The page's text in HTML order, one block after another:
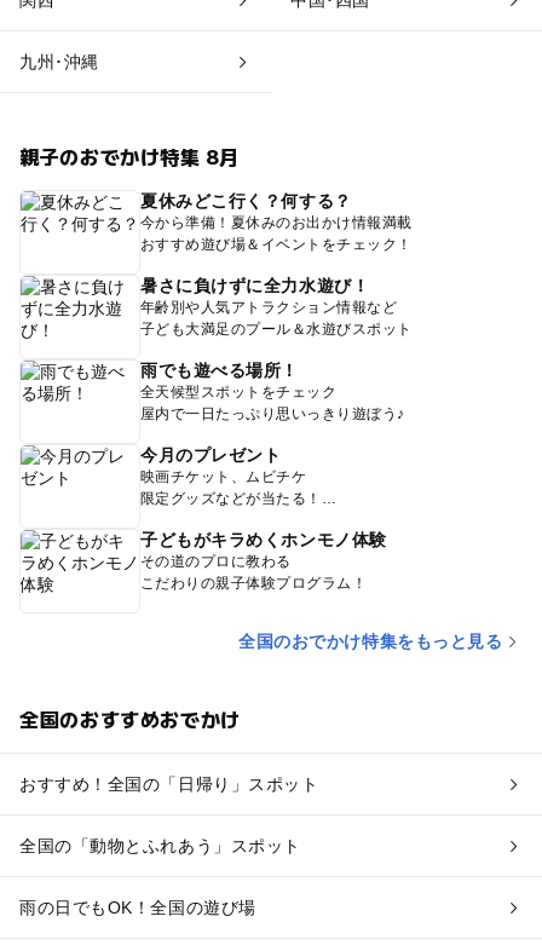
九州･沖縄
親子のおでかけ特集 8月
夏休みどこ行く？何する？
今から準備！夏休みのお出かけ情報満載
おすすめ遊び場＆イベントをチェック！
暑さに負けずに全力水遊び！
年齢別や人気アトラクション情報など
子ども大満足のプール＆水遊びスポット
雨でも遊べる場所！
全天候型スポットをチェック
屋内で一日たっぷり思いっきり遊ぼう♪
今月のプレゼント
映画チケット、ムビチケ
限定グッズなどが当たる！
子どもがキラめくホンモノ体験
その道のプロに教わる
こだわりの親子体験プログラム！
全国のおでかけ特集をもっと見る
全国のおすすめおでかけ
おすすめ！全国の「日帰り」スポット
全国の「動物とふれあう」スポット
雨の日でもOK！全国の遊び場